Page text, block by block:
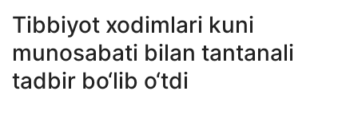
Tibbiyot xodimlari kuni
munosabati bilan tantanali
tadbir bo‘lib o‘tdi